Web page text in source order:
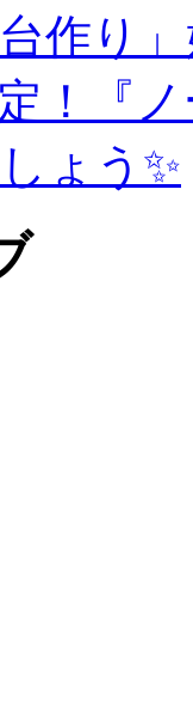
作り
！『
ょう✨